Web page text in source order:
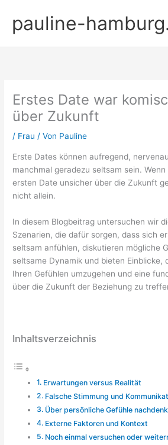
Inhalt
springen
pauline-
Erstes Date war
über Zukunft
/ Frau / Von Pauline
Erste Dates können aufregend,
manchmal geradezu seltsam sein.
ersten Date unsicher über die Zukunft
nicht allein.
In diesem Blogbeitrag untersuchen wir
Szenarien, die dafür sorgen, dass sich
seltsam anfühlen, diskutieren mögliche
seltsame Dynamik und bieten Einblicke,
Ihren Gefühlen umzugehen und eine
über die Zukunft der Beziehung zu
Inhaltsverzeichnis
Erwartungen versus Realität
Falsche Stimmung und
Über persönliche Gefühle
Externe Faktoren und Kontext
Noch einmal versuchen oder